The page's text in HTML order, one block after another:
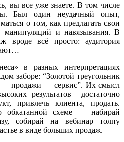
вы все уже знаете. В том числе
Был один неудачный опыт,
о том, как предлагать свои
манипуляций и навязывания. В
вроде всё просто: аудитория
в разных интерпретациях
заборе: “Золотой треугольник
— продажи — сервис”. Их смысл
результатов достаточно
привлечь клиента, продать.
обкатанной схеме — набирай
собирай на вебинар толпу
в виде больших продаж.